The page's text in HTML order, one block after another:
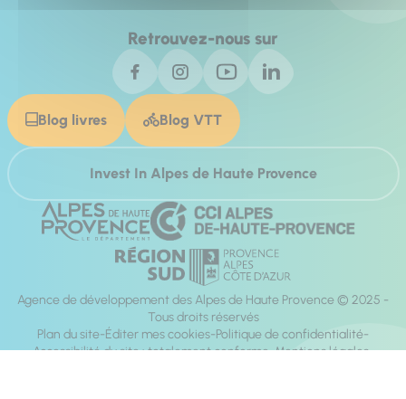
Retrouvez-nous sur
Blog livres Blog VTT
Invest In Alpes de Haute Provence
Agence de développement des Alpes de Haute Provence © 2025 -
Tous droits réservés
Plan du site Éditer mes cookies Politique de confidentialité
Accessibilité du site : totalement conforme Mentions légales